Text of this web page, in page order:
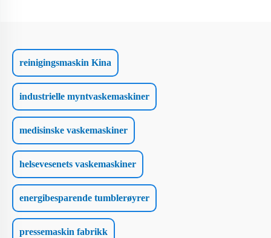
reinigingsmaskin Kina
industrielle myntvaskemaskiner
medisinske vaskemaskiner
helsevesenets vaskemaskiner
energibesparende tumblerøyrer
pressemaskin fabrikk